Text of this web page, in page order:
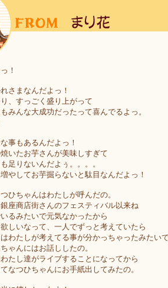
！
さまなんだよっ！
、すっごく盛り上がって
みんな大成功だったって喜んでるよっ。
事もあるんだよっ！
いたお芋さんが美味しすぎて
足りないんだよぅ。。。。
やしてお芋掘らないと駄目なんだよっ！
ひちゃんはわたしが呼んだの。
座商店街さんのフェスティバル以来ね
るみたいで元気なかったから
しいなって、一人でずっと考えていたら
わたしが考えてる事が分かっちゃったみたい
ゃんにはお話ししたの。
たし達がライブすることになってから
なつひちゃんにお手紙出してみたの。